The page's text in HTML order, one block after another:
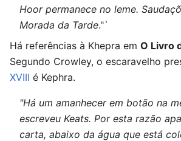
Hoor permanece no leme.
Morada da Tarde."`
Há referências à Khepra em O Livro
Segundo Crowley, o escaravelho
XVIII é Kephra.
"Há um amanhecer em botão na
escreveu Keats. Por esta razão
carta, abaixo da água que está